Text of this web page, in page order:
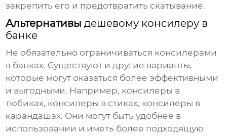
закрепить его и предотвратить скатывание.
Альтернативыдешевому консилеру в
банке
Не обязательно ограничиваться консилерами
в банках. Существуют и другие варианты,
которые могут оказаться более эффективными
и выгодными. Например, консилеры в
тюбиках, консилеры в стиках, консилеры в
карандашах. Они могут быть удобнее в
использовании и иметь более подходящую